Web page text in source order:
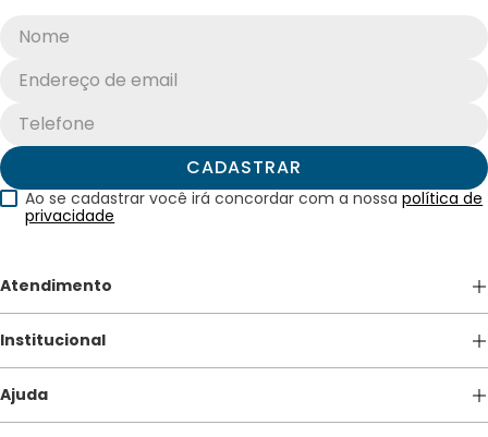
CADASTRAR
Ao se cadastrar você irá concordar com a nossapolítica de
privacidade
Atendimento
(41) 3213-5600
atendimento@apagina.com.br
De Segunda a Sexta das 08h às 18h.
Institucional
Quem somos
Nossas Lojas
Ajuda